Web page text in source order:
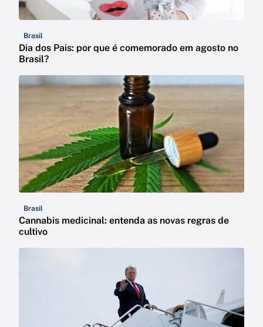
Brasil
Dia dos Pais: por que é comemorado em agosto no
Brasil?
Brasil
Cannabis medicinal: entenda as novas regras de
cultivo